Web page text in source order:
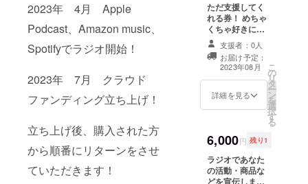
2023年 4月 Apple
Podcast、Amazon music、
Spotifyでラジオ開始！
2023年 7月 クラウド
ファンディング立ち上げ！
立ち上げ後、購入された方
から順番にリターンをさせ
ていただきます！
ただ支援してく
れる券！ めちゃ
くちゃ好きにな
ります！ お礼
メッセージを送
らせていただき
ます！
支援者：0人
お届け予定：
2023年08月
詳細を見る
こ
の
リ
タ
ー
ン
を
選
択
す
る
6,000円 残り1
ラジオであなた
の活動・商品な
どを宣伝しま